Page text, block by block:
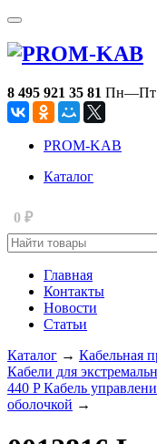
8 495 921 35 81 Пн—Пт
PROM-KAB
Каталог
0 ₽
Главная
Контакты
Новости
Статьи
Каталог → Кабельная
Кабели для
440 P Кабель
оболочкой →